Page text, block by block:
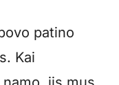
patino
Kai